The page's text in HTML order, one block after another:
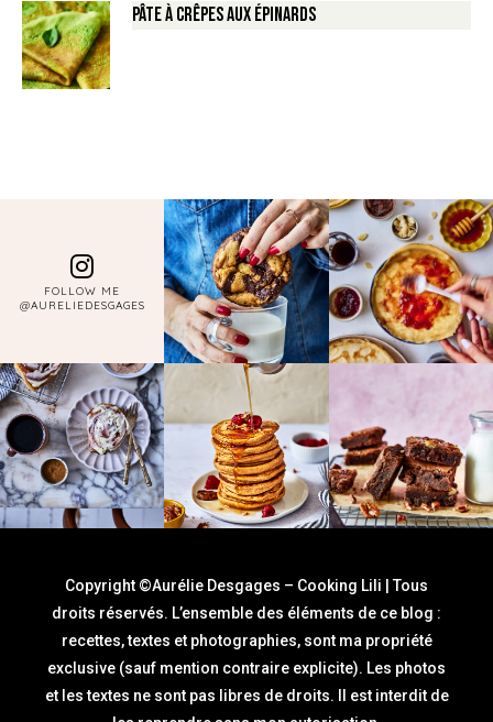
Pâte à crêpes aux épinards
FOLLOW ME
@AURELIEDESGAGES
Copyright ©Aurélie Desgages – Cooking Lili | Tous
droits réservés. L’ensemble des éléments de ce blog :
recettes, textes et photographies, sont ma propriété
exclusive (sauf mention contraire explicite). Les photos
et les textes ne sont pas libres de droits. Il est interdit de